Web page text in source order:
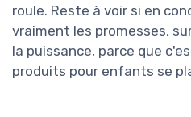
roule. Reste à voir si en
vraiment les promesses,
la puissance, parce que
produits pour enfants se